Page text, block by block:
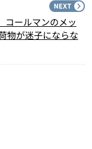
コールマンのメッ
物が迷子にならな